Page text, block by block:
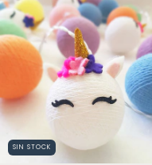
SIN STOCK